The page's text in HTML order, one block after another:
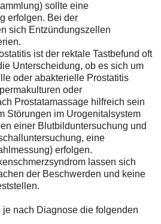
sollte eine
erfolgen. Bei der
sich Entzündungszellen
ist der rektale Tastbefund oft
Unterscheidung, ob es sich um
oder abakterielle Prostatitis
oder
Prostatamassage hilfreich sein
Störungen im Urogenitalsystem
einer Blutbilduntersuchung und
eine
erfolgen.
lassen sich
der Beschwerden und keine
nach Diagnose die folgenden